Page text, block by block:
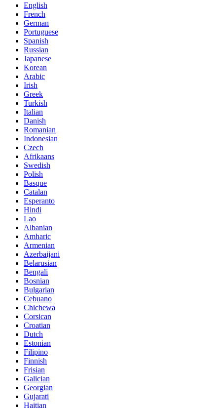
English
French
German
Portuguese
Spanish
Russian
Japanese
Korean
Arabic
Irish
Greek
Turkish
Italian
Danish
Romanian
Indonesian
Czech
Afrikaans
Swedish
Polish
Basque
Catalan
Esperanto
Hindi
Lao
Albanian
Amharic
Armenian
Azerbaijani
Belarusian
Bengali
Bosnian
Bulgarian
Cebuano
Chichewa
Corsican
Croatian
Dutch
Estonian
Filipino
Finnish
Frisian
Galician
Georgian
Gujarati
Haitian